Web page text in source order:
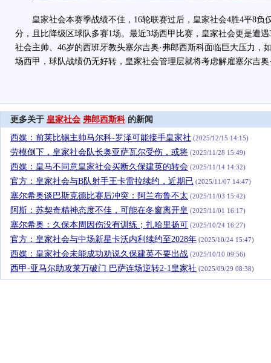
皇家社会本赛季战绩不佳，16轮联赛过后，皇家社会4胜4平8负
分，且比降级区球队多赛1场。最近3场西甲比赛，皇家社会更是遭
社会主帅、46岁的西班牙教头塞尔吉奥·弗郎西斯科面临巨大压力，
场西甲，球队战绩仍无好转，皇家社会管理层就将考虑解雇塞尔吉奥
更多关于 皇家社会 弗郎西斯科的新闻
西媒：前莱比锡主帅马尔科-罗泽可能接手皇家社 (2025/12/15 14:15)
劳模倒下，皇家社会队长奥亚萨瓦尔受伤，或将 (2025/11/28 15:49)
西媒：皇马不同意皇家社会买断久保建英的转会 (2025/11/14 14:32)
官方：皇家社会与B队射手王卡雷拉续约，近期已 (2025/11/07 14:47)
塞尔希奥谈巴斯克德比赛后冲突：阿兰布鲁不太 (2025/11/03 15:42)
阿斯：苏契奇精神态度不佳，可能在冬窗离开皇 (2025/11/01 16:17)
塞尔希奥：久保本周因伤没有训练；扎哈里扬可 (2025/10/24 16:27)
官方：皇家社会与中场新星卡沃内利续约至2028年 (2025/10/24 15:47)
西媒：皇家社会未能成功劝说久保建英不要出战 (2025/10/10 09:56)
西甲-亚马尔助攻莱万破门 巴萨连场逆转2-1皇家社 (2025/09/29 08:38)